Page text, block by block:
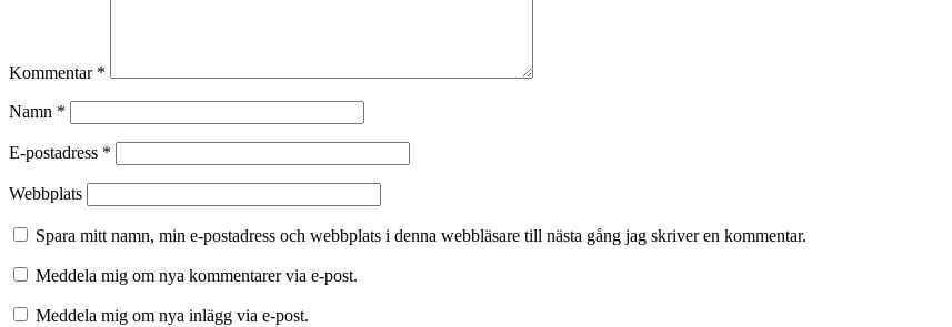
Kommentar *
Namn *
E-postadress *
Webbplats
Spara mitt namn, min e-postadress och webbplats i denna webbläsare till nästa gång jag skriver en kommentar.
Meddela mig om nya kommentarer via e-post.
Meddela mig om nya inlägg via e-post.